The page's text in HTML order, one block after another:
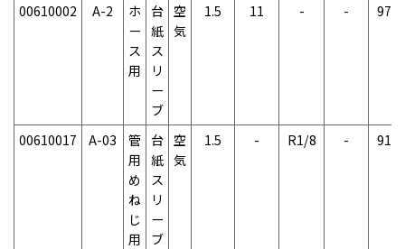
00610002 A-2
ホ
ー
ス
用
台
紙
ス
リ
ー
ブ
空
気
1.5 11 - - 97g
00610017 A-03
管
用
め
ね
じ
用
台
紙
ス
リ
ー
ブ
空
気
1.5 - R1/8 - 91g